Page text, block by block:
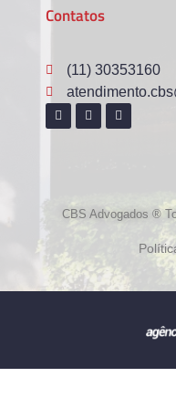
Contatos
(11) 30353160
CBS Advogados ®